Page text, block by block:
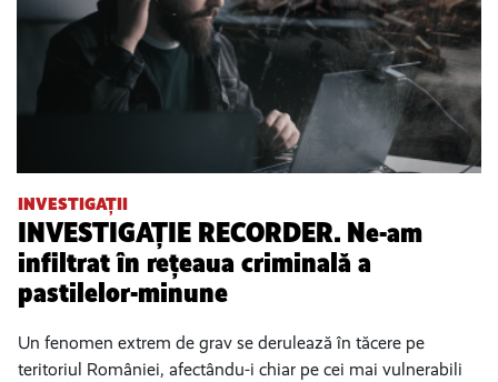
INVESTIGAȚII
INVESTIGAȚIE RECORDER. Ne-am
infiltrat în rețeaua criminală a
pastilelor-minune
Un fenomen extrem de grav se derulează în tăcere pe
teritoriul României, afectându-i chiar pe cei mai vulnerabili